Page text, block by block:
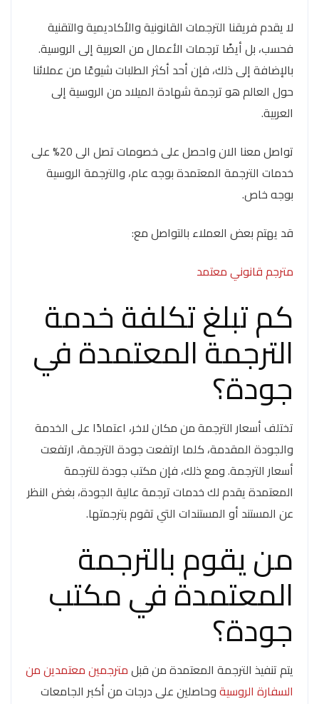
لا يقدم فريقنا الترجمات القانونية والأكاديمية والتقنية
فحسب، بل أيضًا ترجمات الأعمال من العربية إلى الروسية.
بالإضافة إلى ذلك، فإن أحد أكثر الطلبات شيوعًا من عملائنا
حول العالم هو ترجمة شهادة الميلاد من الروسية إلى
العربية.
تواصل معنا الان واحصل على خصومات تصل الى 20% على
خدمات الترجمة المعتمدة بوجه عام، والترجمة الروسية
بوجه خاص.
قد يهتم بعض العملاء بالتواصل مع:
مترجم قانوني معتمد
كم تبلغ تكلفة خدمة
الترجمة المعتمدة في
جودة؟
تختلف أسعار الترجمة من مكان لاخر، اعتمادًا على الخدمة
والجودة المقدمة، كلما ارتفعت جودة الترجمة، ارتفعت
أسعار الترجمة. ومع ذلك، فإن مكتب جودة للترجمة
المعتمدة يقدم لك خدمات ترجمة عالية الجودة، بغض النظر
عن المستند أو المستندات التي تقوم بترجمتها.
من يقوم بالترجمة
المعتمدة في مكتب
جودة؟
يتم تنفيذ الترجمة المعتمدة من قبلمترجمين معتمدين من
السفارة الروسيةوحاصلين على درجات من أكبر الجامعات